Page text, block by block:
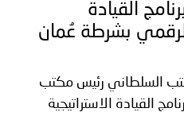
القيادة
الرقمي بشرطة عُمان
السلطاني رئيس مكتب
القيادة الاستراتيجية